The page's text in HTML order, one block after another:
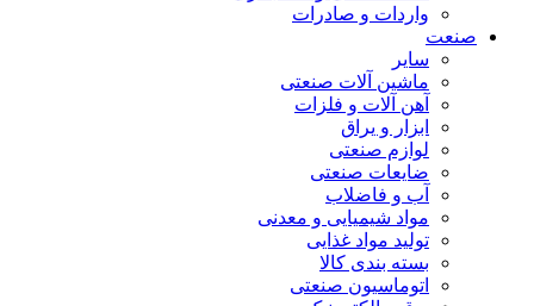
واردات و صادرات
صنعت
سایر
ماشین آلات صنعتی
آهن آلات و فلزات
ابزار و یراق
لوازم صنعتی
ضایعات صنعتی
آب و فاضلاب
مواد شیمیایی و معدنی
تولید مواد غذایی
بسته بندی کالا
اتوماسیون صنعتی